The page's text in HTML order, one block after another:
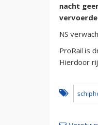
nacht
NS
ProRail is
Hierdoor